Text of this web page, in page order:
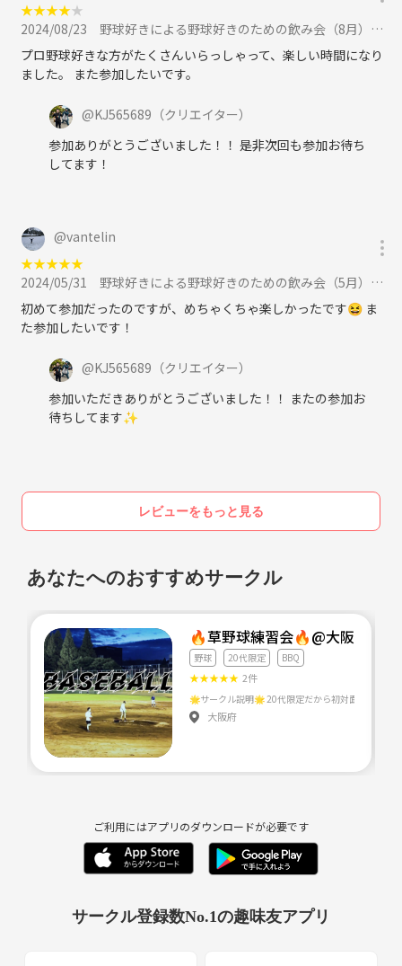
★★★★★
2024/08/23
野球好きによる野球好きのための飲み会（8月）に参加
プロ野球好きな方がたくさんいらっしゃって、楽しい時間になり
ました。 また参加したいです。
@KJ565689 （クリエイター）
参加ありがとうございました！！ 是非次回も参加お待ち
してます！
@vantelin
★★★★★
2024/05/31
野球好きによる野球好きのための飲み会（5月）に参加
初めて参加だったのですが、めちゃくちゃ楽しかったです😆 ま
た参加したいです！
@KJ565689 （クリエイター）
参加いただきありがとうございました！！ またの参加お
待ちしてます✨
レビューをもっと見る
あなたへのおすすめサークル
🔥草野球練習会🔥@大阪⭐️20
野球 20代限定 BBQ
★★★★★ 2件
大阪府
ご利用にはアプリのダウンロードが必要です
サークル登録数No.1の趣味友アプリ